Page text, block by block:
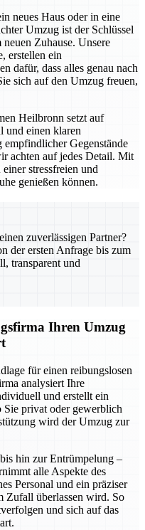
neues Haus oder in eine
Umzug ist der Schlüssel
Zuhause. Unsere
erstellen ein
dafür, dass alles genau nach
sich auf den Umzug freuen,
Heilbronn setzt auf
und einen klaren
empfindlicher Gegenstände
achten auf jedes Detail. Mit
stressfreien und
genießen können.
zuverlässigen Partner?
der ersten Anfrage bis zum
transparent und
Ihren Umzug
für einen reibungslosen
analysiert Ihre
und erstellt ein
Sie privat oder gewerblich
wird der Umzug zur
hin zur Entrümpelung –
alle Aspekte des
Personal und ein präziser
Zufall überlassen wird. So
und sich auf das